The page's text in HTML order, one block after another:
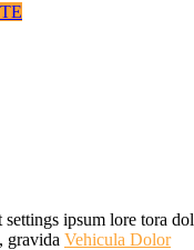
ipsum lore tora
gravida Vehicula Dolor